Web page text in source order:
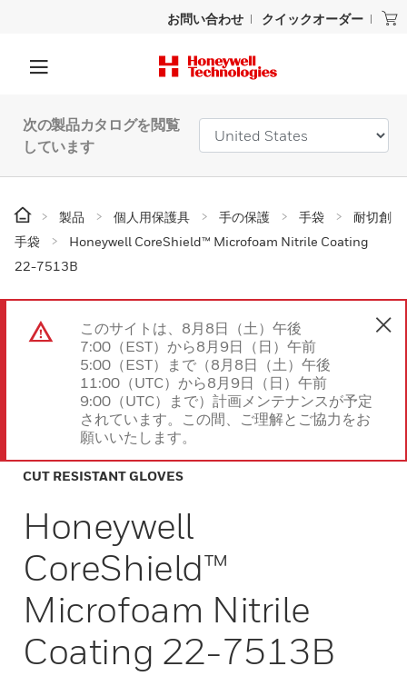
お問い合わせ クイックオーダー
次の製品カタログを閲覧
しています
製品 個人用保護具 手の保護 手袋
耐切創
手袋
Honeywell CoreShield™ Microfoam Nitrile Coating
22-7513B
このサイトは、8月8日（土）午後
7:00（EST）から8月9日（日）午前
5:00（EST）まで（8月8日（土）午後
11:00（UTC）から8月9日（日）午前
9:00（UTC）まで）計画メンテナンスが予定
されています。この間、ご理解とご協力をお
願いいたします。
CUT RESISTANT GLOVES
Honeywell
CoreShield™
Microfoam Nitrile
Coating 22-7513B